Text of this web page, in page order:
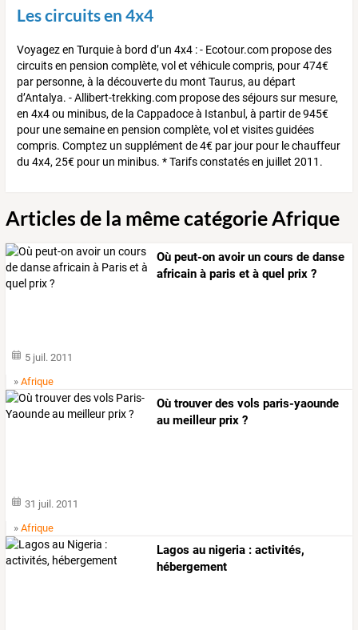
Les circuits en 4x4
Voyagez en Turquie à bord d’un 4x4 : - Ecotour.com propose des
circuits en pension complète, vol et véhicule compris, pour 474€
par personne, à la découverte du mont Taurus, au départ
d’Antalya. - Allibert-trekking.com propose des séjours sur mesure,
en 4x4 ou minibus, de la Cappadoce à Istanbul, à partir de 945€
pour une semaine en pension complète, vol et visites guidées
compris. Comptez un supplément de 4€ par jour pour le chauffeur
du 4x4, 25€ pour un minibus. * Tarifs constatés en juillet 2011.
Articles de la même catégorie Afrique
Où peut-on avoir un cours de danse
africain à paris et à quel prix ?
5 juil. 2011
»Afrique
Où trouver des vols paris-yaounde
au meilleur prix ?
31 juil. 2011
»Afrique
Lagos au nigeria : activités,
hébergement